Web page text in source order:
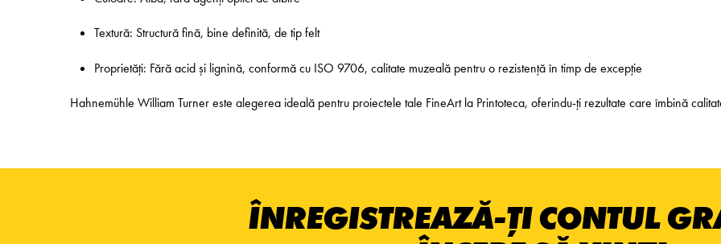
Textură: Structură fină, bine definită, de tip felt
Proprietăți: Fără acid și lignină, conformă cu ISO 9706, calitate muzeală pentru o rezistență în timp de excepție
Hahnemühle William Turner este alegerea ideală pentru proiectele tale FineArt la Printoteca, oferindu-ți rezultate care îmbină
ÎNREGISTREAZĂ-ȚI CONTUL